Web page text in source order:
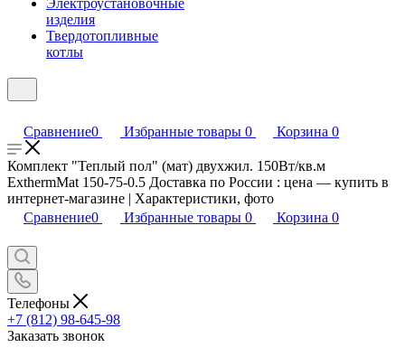
Электроустановочные
изделия
Твердотопливные
котлы
Сравнение0 Избранные товары 0 Корзина 0
Комплект "Теплый пол" (мат) двухжил. 150Вт/кв.м
ExthermMat 150-75-0.5 Доставка по России : цена — купить в
интернет-магазине | Характеристики, фото
Сравнение0 Избранные товары 0 Корзина 0
Телефоны
+7 (812) 98-645-98
Заказать звонок